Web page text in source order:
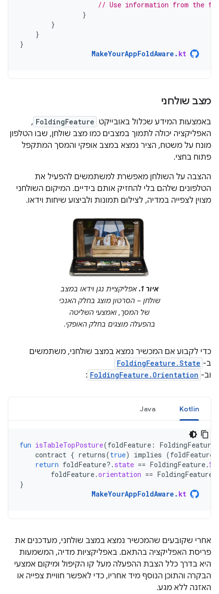
// Use information from the
}
}
}
}
MakeYourAppFoldAware . kt
מצב שולחני
באמצעות המידע שכלול באובייקט FoldingFeature
,
האפליקציה יכולה לתמוך במצבים כמו מצב שולחן, שבו הטלפון
מונח על משטח, הציר נמצא במצב אופקי והמסך המתקפל
פתוח בחצי.
ההצבה על השולחן מאפשרת למשתמשים להפעיל את
הטלפונים שלהם בלי להחזיק אותם בידיים. המיקום השולחני
מצוין לצפייה במדיה, לצילום תמונות ולביצוע שיחות וידאו.
איור 1.
אפליקציית נגן וידאו במצב
שולחן – הסרטון מוצג בחלק האנכי
של המסך, ואמצעי השליטה
בהפעלה מוצגים בחלק האופקי.
כדי לקבוע אם המכשיר נמצא במצב שולחני, משתמשים
ב- FoldingFeature.State
וב- FoldingFeature.Orientation
:
Kotlin
Java
fun isTableTopPosture(foldFeature :
contract { returns(true) implies (foldFeature
return foldFeature?. state == FoldingFeature.
foldFeature.orientation == FoldingFeature
}
MakeYourAppFoldAware . kt
אחרי שקובעים שהמכשיר נמצא במצב שולחני, מעדכנים את
פריסת האפליקציה בהתאם. באפליקציות מדיה, המשמעות
היא בדרך כלל הצבת ההפעלה מעל קו הקיפול ומיקום אמצעי
הבקרה והתוכן הנוסף מיד אחריו, כדי לאפשר חוויית צפייה או
האזנה ללא מגע.